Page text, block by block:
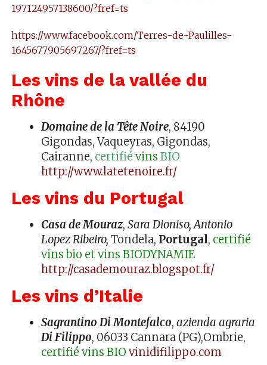
197124957138600/?fref=ts
https://www.facebook.com/Terres-de-Paulilles-
1645677905697267/?fref=ts
Les vins de la vallée du
Rhône
Domaine de la Tête Noire, 84190
Gigondas, Vaqueyras, Gigondas,
Cairanne, certifié vins BIO
http://www.latetenoire.fr/
Les vins du Portugal
Casa de Mouraz, Sara Dioniso, Antonio
Lopez Ribeiro, Tondela, Portugal, certifié
vins bio et vins BIODYNAMIE
http://casademouraz.blogspot.fr/
Les vins d’Italie
Sagrantino Di Montefalco, azienda agraria
Di Filippo, 06033 Cannara (PG),Ombrie,
certifié vins BIO vinidifilippo.com